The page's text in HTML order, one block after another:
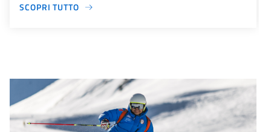
SCOPRI TUTTO